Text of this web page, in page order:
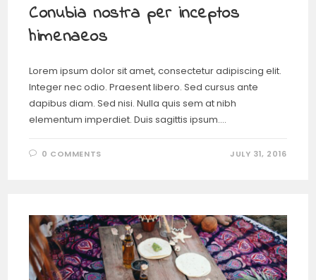
Conubia nostra per inceptos
himenaeos
Lorem ipsum dolor sit amet, consectetur adipiscing elit.
Integer nec odio. Praesent libero. Sed cursus ante
dapibus diam. Sed nisi. Nulla quis sem at nibh
elementum imperdiet. Duis sagittis ipsum.…
0 COMMENTS JULY 31, 2016